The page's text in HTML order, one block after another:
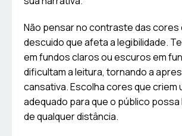
Não pensar no contraste das cores
descuido que afeta a legibilidade.
em fundos claros ou escuros em
dificultam a leitura, tornando a
cansativa. Escolha cores que criem
adequado para que o público
de qualquer distância.